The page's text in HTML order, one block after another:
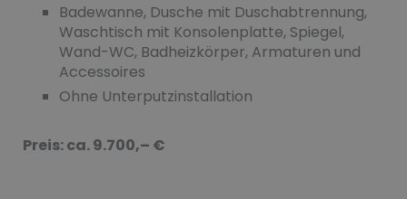
Badewanne, Dusche mit Duschabtrennung,
Waschtisch mit Konsolenplatte, Spiegel,
Wand-WC, Badheizkörper, Armaturen und
Accessoires
Ohne Unterputzinstallation
Preis: ca. 9.700,– €